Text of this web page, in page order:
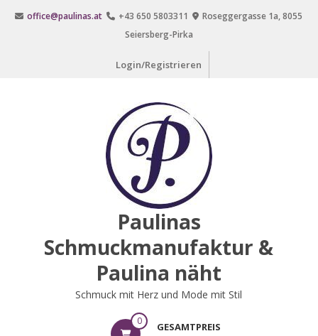
Inhalt
office@paulinas.at +43 650 5803311
Roseggergasse 1a, 8055
Seiersberg-Pirka
Login/Registrieren
Paulinas
Schmuckmanufaktur &
Paulina näht
Schmuck mit Herz und Mode mit Stil
0 GESAMTPREIS